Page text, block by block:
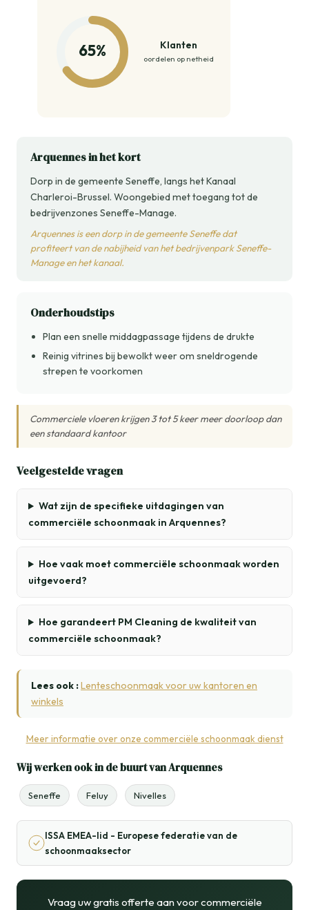
65% Klanten
oordelen op netheid
Arquennes in het kort
Dorp in de gemeente Seneffe, langs het Kanaal
Charleroi-Brussel. Woongebied met toegang tot de
bedrijvenzones Seneffe-Manage.
Arquennes is een dorp in de gemeente Seneffe dat
profiteert van de nabijheid van het bedrijvenpark Seneffe-
Manage en het kanaal.
Onderhoudstips
Plan een snelle middagpassage tijdens de drukte
Reinig vitrines bij bewolkt weer om sneldrogende
strepen te voorkomen
Commerciele vloeren krijgen 3 tot 5 keer meer doorloop dan
een standaard kantoor
Veelgestelde vragen
Wat zijn de specifieke uitdagingen van
commerciële schoonmaak in Arquennes?
Hoe vaak moet commerciële schoonmaak worden
uitgevoerd?
Hoe garandeert PM Cleaning de kwaliteit van
commerciële schoonmaak?
Lees ook :Lenteschoonmaak voor uw kantoren en
winkels
Meer informatie over onze commerciële schoonmaak dienst
Wij werken ook in de buurt van Arquennes
Seneffe Feluy Nivelles
ISSA EMEA-lid - Europese federatie van de
schoonmaaksector
Vraag uw gratis offerte aan voor commerciële